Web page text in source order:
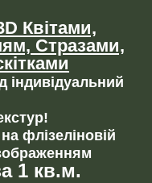
Квітами,
Стразами,
індивідуальний
флізеліновій
1 кв.м.